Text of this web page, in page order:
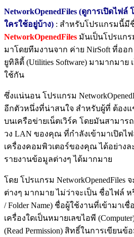
NetworkOpenedFiles (ดูการเปิดไฟล์
ใครใช้อยู่บ้าง) : สำหรับโปรแกรมนี้มี
NetworkOpenedFiles มันเป็นโปรแก
มาโดยทีมงานจาก ค่าย NirSoft ที่อ
ยูทิลิตี้ (Utilities Software) มามากมา
ใช้กัน
ซึ่งแน่นอน โปรแกรม
อีกตัวหนึ่งที่น่าสนใจ สำหรับผู้ที่ ต้อง
บนเครือข่ายเน็ตเวิร์ค โดยมันสามาร
วง LAN ของคุณ ที่กำลังเข้ามาเปิดไ
เครื่องคอมพิวเตอร์ของคุณ ได้อย่างล
รายงานข้อมูลต่างๆ ได้มากมาย
โดย โปรแกรม NetworkOpenedFiles
ต่างๆ มากมาย ไม่ว่าจะเป็น ชื่อไฟล์ ห
/ Folder Name) ชื่อผู้ใช้งานที่เข้ามาเ
เครื่องใดเป็นหมายเลขไอพี
(Read Permission) สิทธิ์ในการเขียนข้